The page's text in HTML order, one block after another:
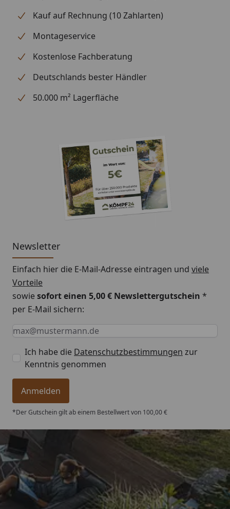
Optional
erhältlich
(siehe Reiter
"Zubehör")
Blendenabdeckungen (aus
Aluminium + Spezialschrauben)
Für eine optimale Abdichtung
des Daches an den
Verwendung
andere Form der Abdeckung (z.
B. Holzlatte) möglich
Professioneller Montageservice
zum Festpreis erhältlich
(nur bei gleichzeitiger Montage
Montageanleitung EPDM Dachfolie
Kauf auf Rechnung (10 Zahlarten)
Montageservice
Kostenlose Fachberatung
Deutschlands bester Händler
50.000 m² Lagerfläche
Newsletter
Einfach hier die E-Mail-Adresse eintragen und viele
Vorteile
sowiesofort einen 5,00 € Newslettergutschein *
per E-Mail sichern:
Keine Eingabe erforderlich
Eingabe erforderlich
E-Mail *
Ich habe die Datenschutzbestimmungen zur
Kenntnis genommen
Anmelden
*Der Gutschein gilt ab einem Bestellwert von 100,00 €
Trusted Shops
4,76/ 5